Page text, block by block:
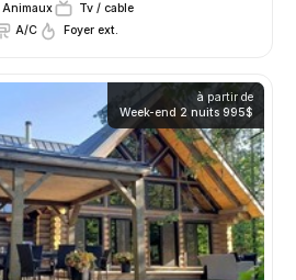
Animaux
Tv / cable
A/C Foyer ext.
à partir de
Week-end 2 nuits995$